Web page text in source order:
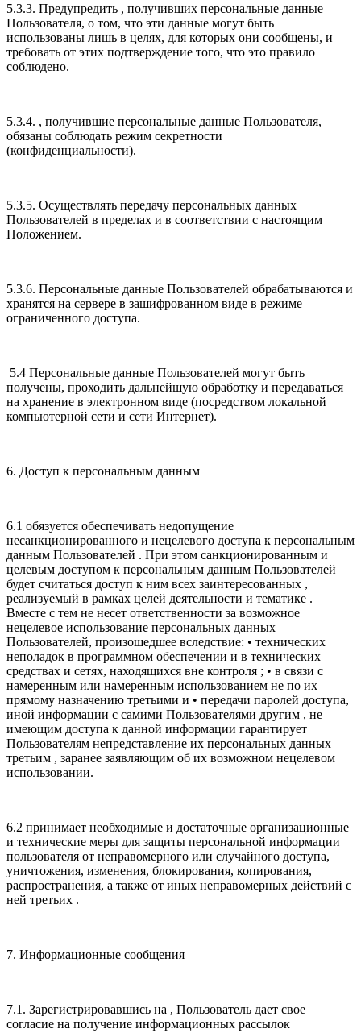
5.3.3. Предупредить , получивших персональные данные
Пользователя, о том, что эти данные могут быть
использованы лишь в целях, для которых они сообщены, и
требовать от этих подтверждение того, что это правило
соблюдено.
5.3.4. , получившие персональные данные Пользователя,
обязаны соблюдать режим секретности
(конфиденциальности).
5.3.5. Осуществлять передачу персональных данных
Пользователей в пределах и в соответствии с настоящим
Положением.
5.3.6. Персональные данные Пользователей обрабатываются и
хранятся на сервере в зашифрованном виде в режиме
ограниченного доступа.
5.4 Персональные данные Пользователей могут быть
получены, проходить дальнейшую обработку и передаваться
на хранение в электронном виде (посредством локальной
компьютерной сети и сети Интернет).
6. Доступ к персональным данным
6.1 обязуется обеспечивать недопущение
несанкционированного и нецелевого доступа к персональным
данным Пользователей . При этом санкционированным и
целевым доступом к персональным данным Пользователей
будет считаться доступ к ним всех заинтересованных ,
реализуемый в рамках целей деятельности и тематике .
Вместе с тем не несет ответственности за возможное
нецелевое использование персональных данных
Пользователей, произошедшее вследствие: • технических
неполадок в программном обеспечении и в технических
средствах и сетях, находящихся вне контроля ; • в связи с
намеренным или намеренным использованием не по их
прямому назначению третьими и • передачи паролей доступа,
иной информации с самими Пользователями другим , не
имеющим доступа к данной информации гарантирует
Пользователям непредставление их персональных данных
третьим , заранее заявляющим об их возможном нецелевом
использовании.
6.2 принимает необходимые и достаточные организационные
и технические меры для защиты персональной информации
пользователя от неправомерного или случайного доступа,
уничтожения, изменения, блокирования, копирования,
распространения, а также от иных неправомерных действий с
ней третьих .
7. Информационные сообщения
7.1. Зарегистрировавшись на , Пользователь дает свое
согласие на получение информационных рассылок